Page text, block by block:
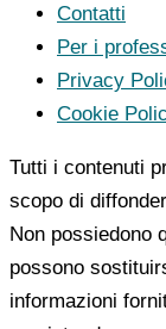
Contatti
Per i
Privacy
Cookie
Tutti i contenuti
scopo di
Non possiedono
possono
informazioni